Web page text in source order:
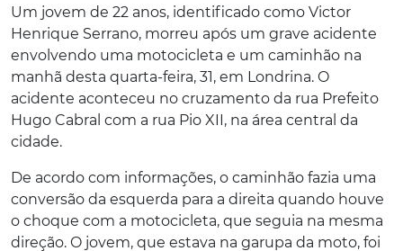
Um jovem de 22 anos, identificado como Victor
Henrique Serrano, morreu após um grave acidente
envolvendo uma motocicleta e um caminhão na
manhã desta quarta-feira, 31, em Londrina. O
acidente aconteceu no cruzamento da rua Prefeito
Hugo Cabral com a rua Pio XII, na área central da
cidade.
De acordo com informações, o caminhão fazia uma
conversão da esquerda para a direita quando houve
o choque com a motocicleta, que seguia na mesma
direção. O jovem, que estava na garupa da moto, foi